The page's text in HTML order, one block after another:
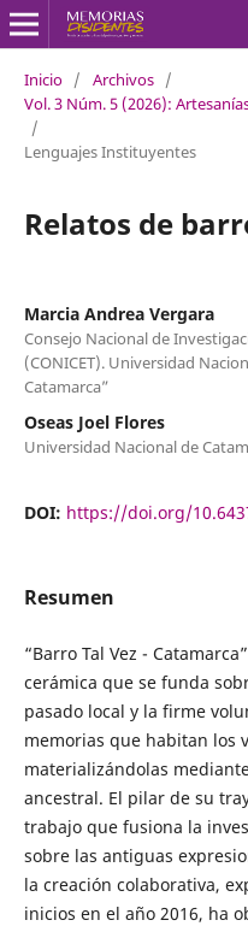
Inicio / Archivos /
Vol. 3 Núm. 5 (2026):
/
Lenguajes Instituyentes
Relatos de
Marcia Andrea Vergara
Consejo Nacional de
(CONICET). Universidad
Catamarca”
Oseas Joel Flores
Universidad Nacional de
DOI: https://doi.org/
Resumen
“Barro Tal Vez -
cerámica que se funda
pasado local y la firme
memorias que habitan los
materializándolas
ancestral. El pilar de su
trabajo que fusiona la
sobre las antiguas
la creación colaborativa,
inicios en el año 2016, ha